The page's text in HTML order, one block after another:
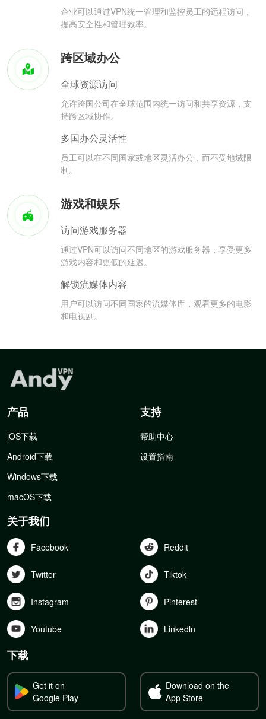
企业可以通过VPN统一管理和监控员工的远程访问，
提高安全性和管理效率。
跨区域办公
全球资源访问
允许跨国公司在全球范围内统一访问和共享资源，支
持跨区域协作。
多国办公灵活性
员工可以在不同国家或地区灵活办公，而不受地域限
制。
游戏和娱乐
访问游戏服务器
通过VPN可以访问不同地区的游戏服务器，享受更多
游戏内容和更低的延迟。
解锁流媒体内容
用户可以访问不同国家的流媒体库，观看更多的电影
和电视剧。
产品
iOS下载
Android下载
Windows下载
macOS下载
支持
帮助中心
设置指南
关于我们
Facebook Reddit
Twitter Tiktok
Instagram Pinterest
Youtube Linkedln
下载
Get it on
Google Play
Download on the
App Store